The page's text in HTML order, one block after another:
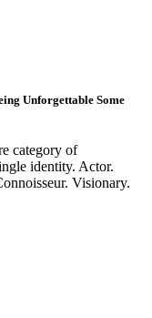
Unforgettable Some
category of
identity. Actor.
Visionary.